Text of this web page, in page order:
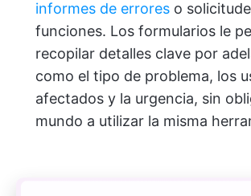
informes de errores o
funciones. Los formularios le
recopilar detalles clave por
como el tipo de problema, los
afectados y la urgencia, sin
mundo a utilizar la misma